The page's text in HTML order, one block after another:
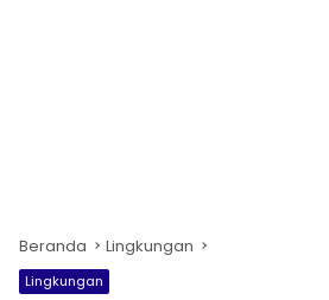
Beranda Lingkungan
Lingkungan